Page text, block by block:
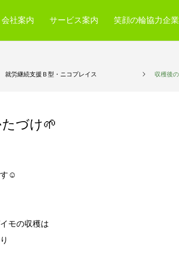
会社案内 サービス案内 笑顔の輪協力企
就労継続支援Ｂ型・ニコプレイス 収穫後
づけ🌱
す☺️
モの収穫は